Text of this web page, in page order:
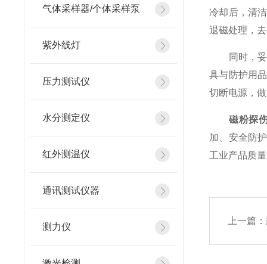
气体采样器/个体采样泵
紫外线灯
压力测试仪
水分测定仪
红外测温仪
通讯测试仪器
测力仪
冷却后，清
退磁处理，
同时，妥善
具与防护用
切断电源，
磁粉探
加、安全防
工业产品质
上一篇：